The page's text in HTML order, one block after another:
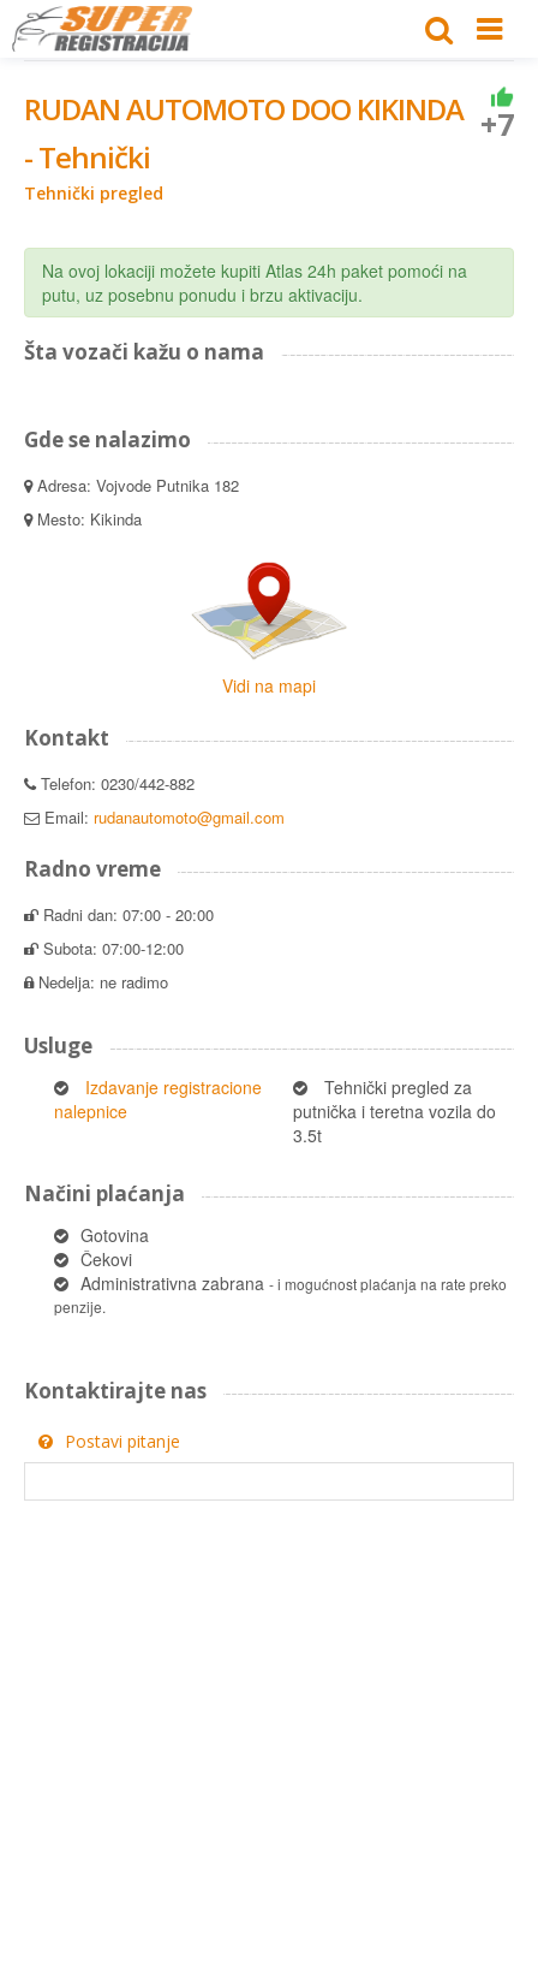
RUDAN AUTOMOTO DOO KIKINDA
- Tehnički
Tehnički pregled
+7
Na ovoj lokaciji možete kupiti Atlas 24h paket pomoći na
putu, uz posebnu ponudu i brzu aktivaciju.
Šta vozači kažu o nama
Gde se nalazimo
Adresa: Vojvode Putnika 182
Mesto: Kikinda
Vidi na mapi
Kontakt
Telefon: 0230/442-882
Email: rudanautomoto@gmail.com
Radno vreme
Radni dan: 07:00 - 20:00
Subota: 07:00-12:00
Nedelja: ne radimo
Usluge
Izdavanje registracione
nalepnice
Tehnički pregled za
putnička i teretna vozila do
3.5t
Načini plaćanja
Gotovina
Čekovi
Administrativna zabrana - i mogućnost plaćanja na rate preko
penzije.
Kontaktirajte nas
Postavi pitanje